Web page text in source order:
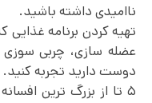
ناامیدی داشته باشید.
تهیه کردن برنامه
عضله سازی، چربی سوزی
دوست دارید تجربه کنید.
۵ تا از بزرگ ترین